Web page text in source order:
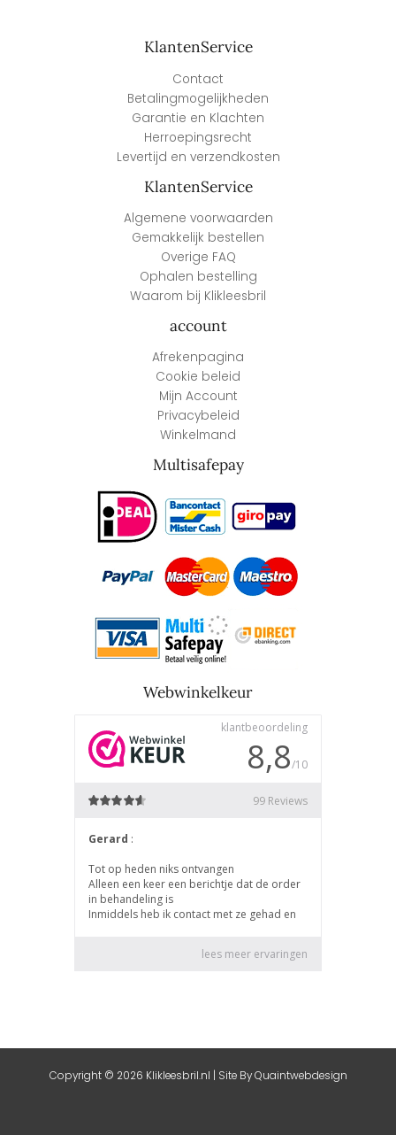
KlantenService
Contact
Betalingmogelijkheden
Garantie en Klachten
Herroepingsrecht
Levertijd en verzendkosten
KlantenService
Algemene voorwaarden
Gemakkelijk bestellen
Overige FAQ
Ophalen bestelling
Waarom bij Klikleesbril
account
Afrekenpagina
Cookie beleid
Mijn Account
Privacybeleid
Winkelmand
Multisafepay
Webwinkelkeur
Copyright © 2026 Klikleesbril.nl | Site ByQuaintwebdesign